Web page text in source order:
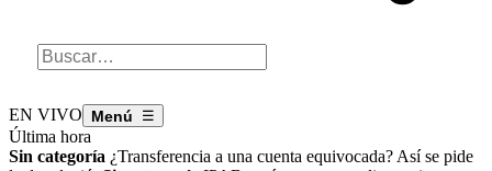
EN VIVO ☰
Última hora
Sin categoría ¿Transferencia a una cuenta equivocada? Así se pide